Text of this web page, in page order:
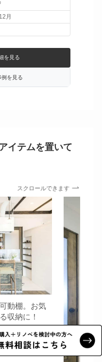
月
を見る
を見る
イテムを置いて
スクロールできます
動棚。お気
収納に！